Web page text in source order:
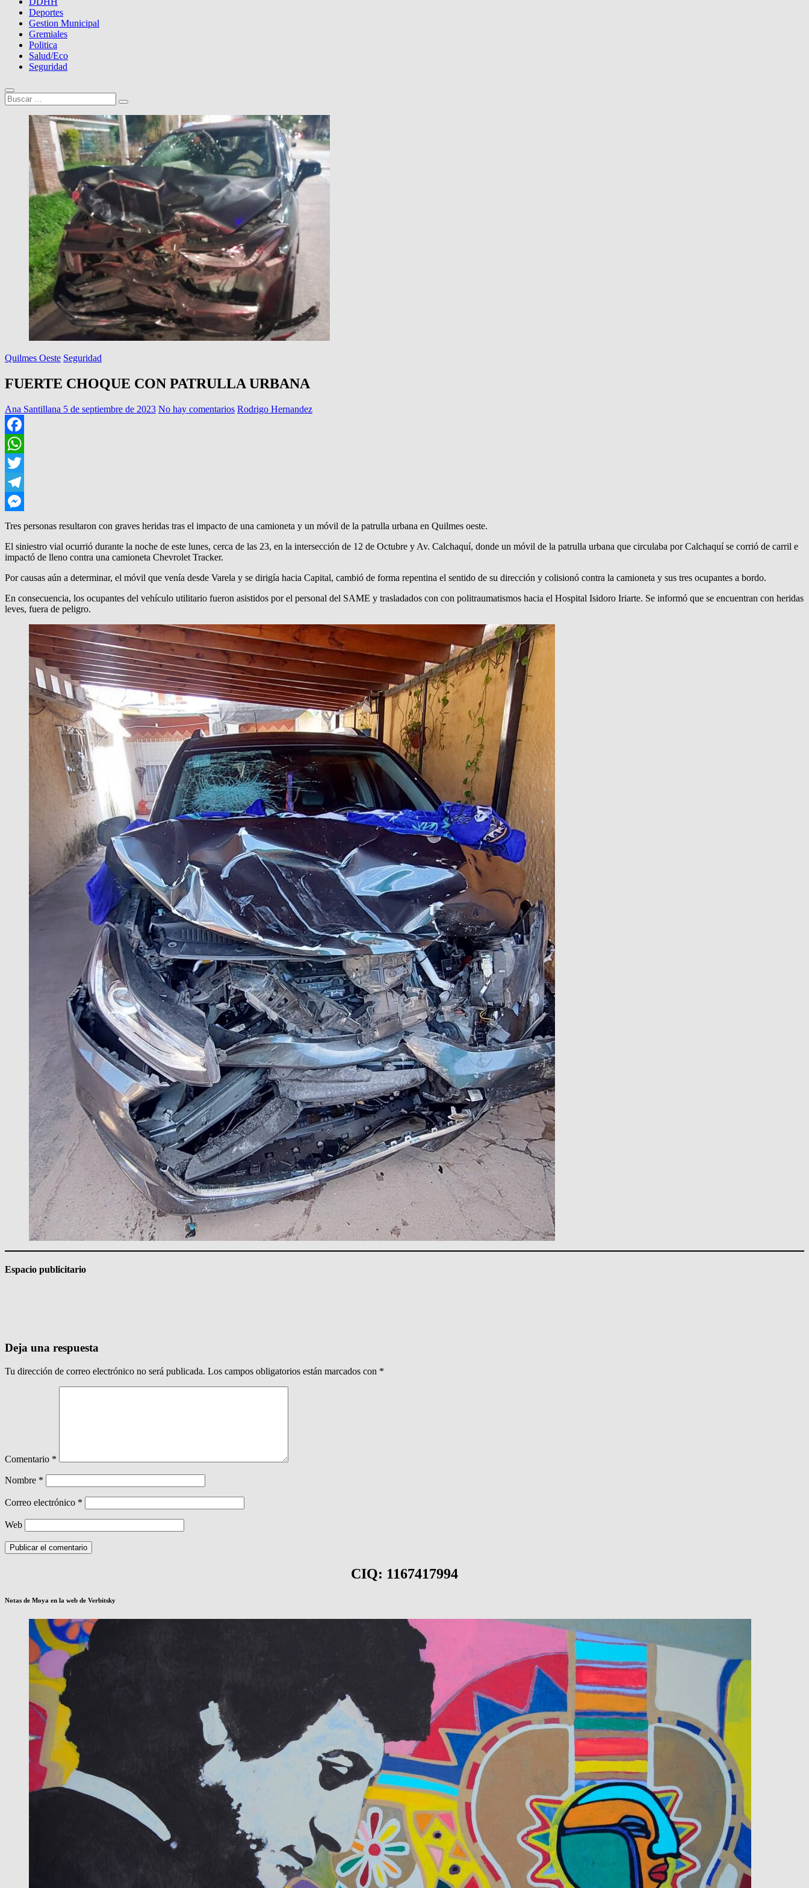
Deportes
Gestion Municipal
Gremiales
Politica
Salud/Eco
Seguridad
Buscar
…
Quilmes Oeste Seguridad
FUERTE CHOQUE CON PATRULLA URBANA
Ana Santillana 5 de septiembre de 2023 No hay comentarios Rodrigo Hernandez
Facebook
WhatsApp
Twitter
Telegram
Messenger
Tres personas resultaron con graves heridas tras el impacto de una camioneta y un móvil de la patrulla urbana en Quilmes oeste.
El siniestro vial ocurrió durante la noche de este lunes, cerca de las 23, en la intersección de 12 de Octubre y Av. Calchaquí, donde un móvil de la patrulla urbana que circulaba por Calchaquí se corrió de carril e
impactó de lleno contra una camioneta Chevrolet Tracker.
Por causas aún a determinar, el móvil que venía desde Varela y se dirigía hacia Capital, cambió de forma repentina el sentido de su dirección y colisionó contra la camioneta y sus tres ocupantes a bordo.
En consecuencia, los ocupantes del vehículo utilitario fueron asistidos por el personal del SAME y trasladados con con politraumatismos hacia el Hospital Isidoro Iriarte. Se informó que se encuentran con heridas
leves, fuera de peligro.
Espacio publicitario
Deja una respuesta
Tu dirección de correo electrónico no será publicada. Los campos obligatorios están marcados con *
Comentario *
Nombre *
Correo electrónico *
Web
CIQ: 1167417994
Notas de Moya en la web de Verbitsky